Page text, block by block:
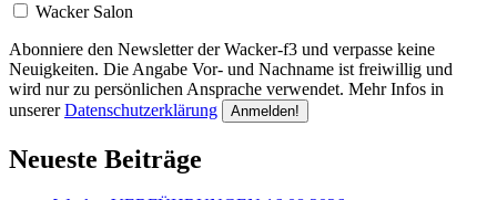
Wacker Salon
Abonniere den Newsletter der Wacker-f3 und verpasse keine
Neuigkeiten. Die Angabe Vor- und Nachname ist freiwillig und
wird nur zu persönlichen Ansprache verwendet. Mehr Infos in
unsererDatenschutzerklärung
Neueste Beiträge